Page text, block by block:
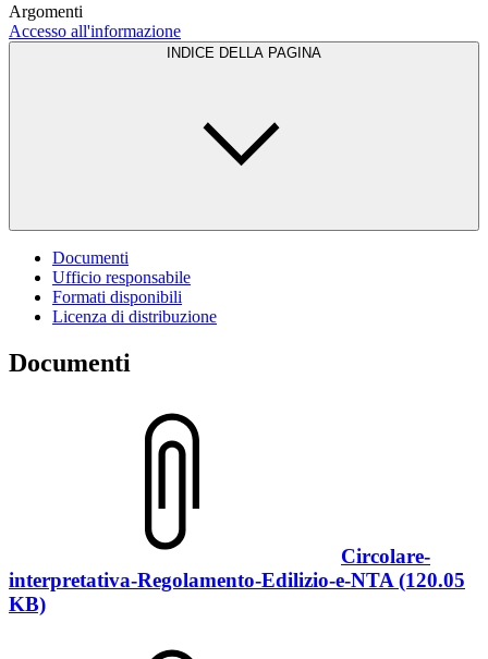
Argomenti
Accesso all'informazione
INDICE DELLA PAGINA
Documenti
Ufficio responsabile
Formati disponibili
Licenza di distribuzione
Documenti
Circolare-
interpretativa-Regolamento-Edilizio-e-NTA (120.05
KB)